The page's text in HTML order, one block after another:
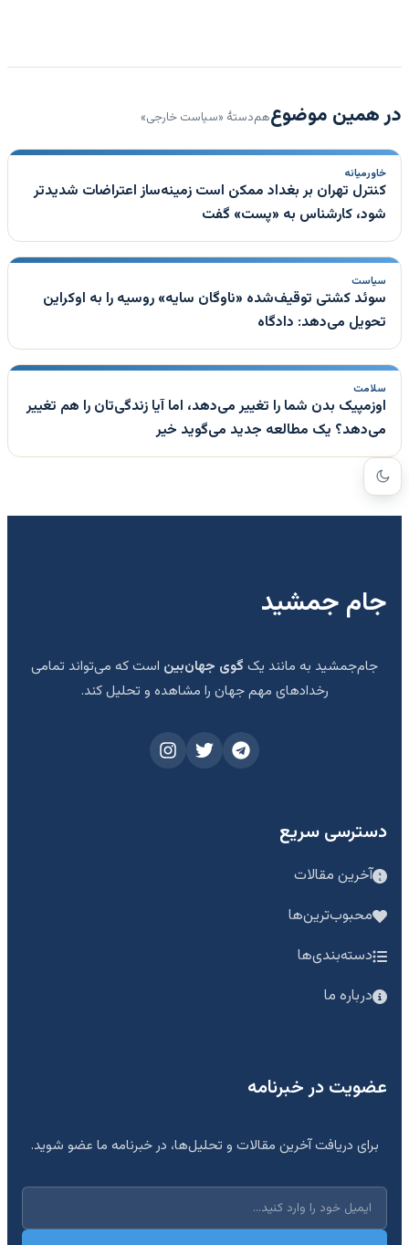
در همین موضوعهم‌دستهٔ «سیاست خارجی»
خاورمیانه
کنترل تهران بر بغداد ممکن است زمینه‌ساز اعتراضات شدیدتر
شود، کارشناس به «پست» گفت
سیاست
سوئد کشتی توقیف‌شده «ناوگان سایه» روسیه را به اوکراین
تحویل می‌دهد: دادگاه
سلامت
اوزمپیک بدن شما را تغییر می‌دهد، اما آیا زندگی‌تان را هم تغییر
می‌دهد؟ یک مطالعه جدید می‌گوید خیر
جام جمشید
جام‌جمشید به مانند یک گوی جهان‌بین است که می‌تواند تمامی
رخدادهای مهم جهان را مشاهده و تحلیل کند.
دسترسی سریع
آخرین مقالات
محبوب‌ترین‌ها
دسته‌بندی‌ها
درباره ما
عضویت در خبرنامه
برای دریافت آخرین مقالات و تحلیل‌ها، در خبرنامه ما عضو شوید.